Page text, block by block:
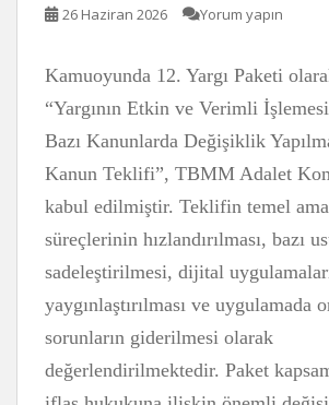
26 Haziran 2026 Yorum yapın
Kamuoyunda 12. Yargı Paketi
“Yargının Etkin ve Verimli
Bazı Kanunlarda Değişiklik
Kanun Teklifi”, TBMM Adalet
kabul edilmiştir. Teklifin temel
süreçlerinin hızlandırılması, bazı
sadeleştirilmesi, dijital
yaygınlaştırılması ve uygulamada
sorunların giderilmesi olarak
değerlendirilmektedir. Paket